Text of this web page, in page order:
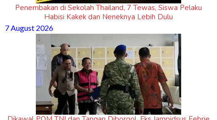
Penembakan di Sekolah Thailand, 7 Tewas, Siswa Pelaku
Habisi Kakek dan Neneknya Lebih Dulu
7 August 2026